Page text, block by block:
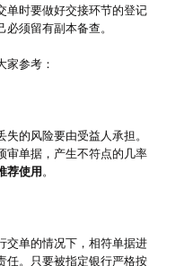
单时要做好交接环节的登记
须留有副本备查。
家参考：
的风险要由受益人承担。
审单据，产生不符点的几率
荐使用 。
交单的情况下，相符单据进
任。只要被指定银行严格按